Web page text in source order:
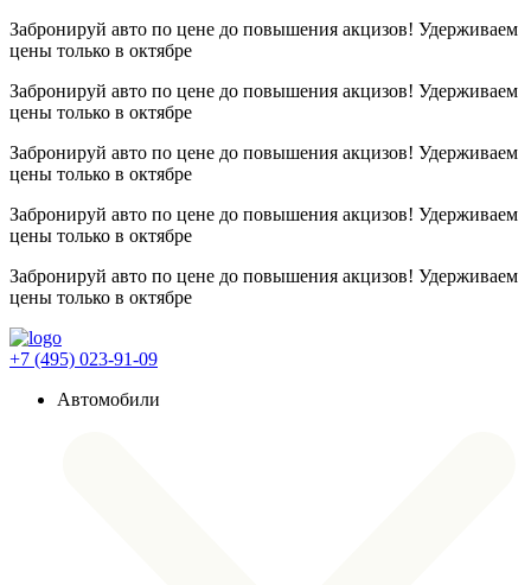
Забронируй авто по цене до повышения акцизов! Удерживаем
цены только в октябре
Забронируй авто по цене до повышения акцизов! Удерживаем
цены только в октябре
Забронируй авто по цене до повышения акцизов! Удерживаем
цены только в октябре
Забронируй авто по цене до повышения акцизов! Удерживаем
цены только в октябре
Забронируй авто по цене до повышения акцизов! Удерживаем
цены только в октябре
+7 (495) 023-91-09
Автомобили